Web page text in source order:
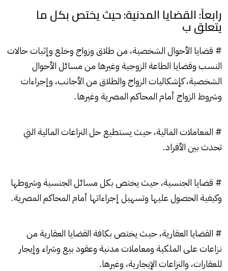
رابعاً: القضايا المدنية: حيث يختص بكل ما
يتعلق ب
# قضايا الأحوال الشخصية، من طلاق وزواج وخلع وإثبات حالات
النسب وقضايا الطاعة الزوجية وغيرها من مسائل الأحوال
الشخصية، كإشكاليات الزواج والطلاق من الأجانب، وإجراءات
وشروط الزواج أمام المحاكم المصرية وغيرها.
# المعاملات المالية، حيث يستطيع حل النزاعات المالية التي
تحدث بين الأفراد.
# قضايا الجنسية، حيث يختص بكل مسائل الجنسية وشروطها
وكيفية الحصول عليها وتسهيل إجراءاتها أمام المحاكم المصرية.
# القضايا العقارية، حيث يختص بكافة القضايا العقارية من
نزاعات على الملكية ومعاملات مدنية وعقود بيع وشراء وإيجار
للعقارات، والنزاعات الإيجارية، وغيرها.